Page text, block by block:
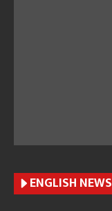
ENGLISH NEWS